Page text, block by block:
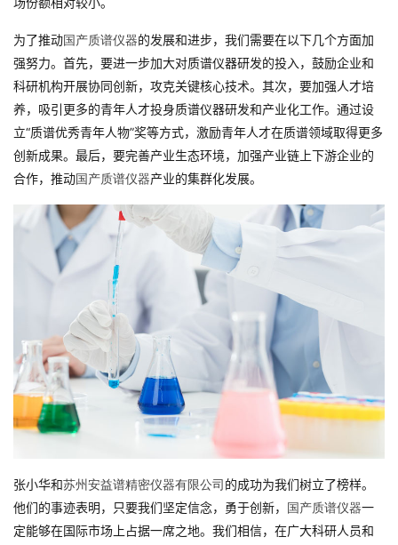
为了推动国产质谱仪器的发展和进步，我们需要在以下几个方面加
强努力。首先，要进一步加大对质谱仪器研发的投入，鼓励企业和
科研机构开展协同创新，攻克关键核心技术。其次，要加强人才培
养，吸引更多的青年人才投身质谱仪器研发和产业化工作。通过设
立“质谱优秀青年人物”奖等方式，激励青年人才在质谱领域取得更多
创新成果。最后，要完善产业生态环境，加强产业链上下游企业的
合作，推动国产质谱仪器产业的集群化发展。
张小华和苏州安益谱精密仪器有限公司 的成功为我们树立了榜样。
他们的事迹表明，只要我们坚定信念，勇于创新，
国产质谱仪器一
定能够在国际市场上占据一席之地。我们相信，在广大科研人员和